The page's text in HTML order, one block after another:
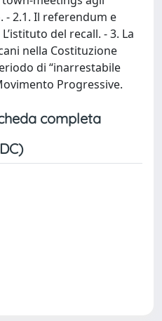
- 2.1. Il referendum e
del recall. - 3. La
nella Costituzione
di “inarrestabile
Progressive.
completa